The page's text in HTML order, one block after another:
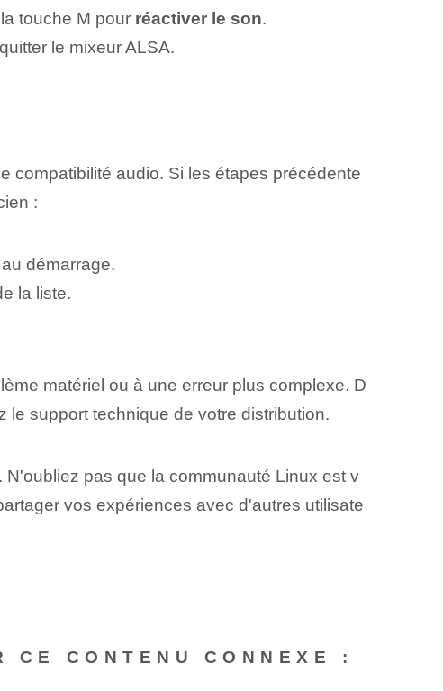
touche M pour réactiver le son.
le mixeur ALSA.
compatibilité audio. Si les étapes précédente
:
au démarrage.
la liste.
matériel ou à une erreur plus complexe. D
‌le support technique de votre distribution.
pas que la communauté Linux‌ est v
vos expériences avec d'autres utilisate
CE CONTENU CONNEXE :